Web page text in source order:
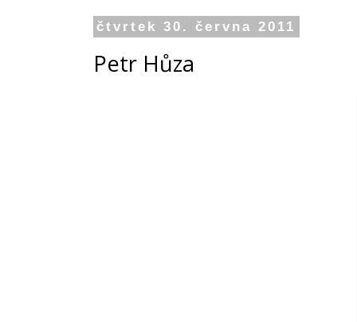
čtvrtek 30. června 2011
Petr Hůza